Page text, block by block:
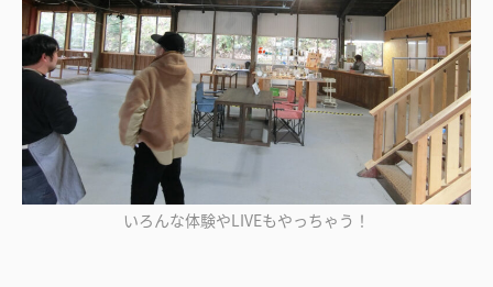
いろんな体験やLIVEもやっちゃう！